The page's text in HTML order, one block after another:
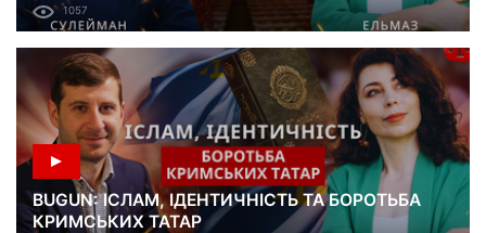
1057
BUGUN: ІСЛАМ, ІДЕНТИЧНІСТЬ ТА БОРОТЬБА
КРИМСЬКИХ ТАТАР